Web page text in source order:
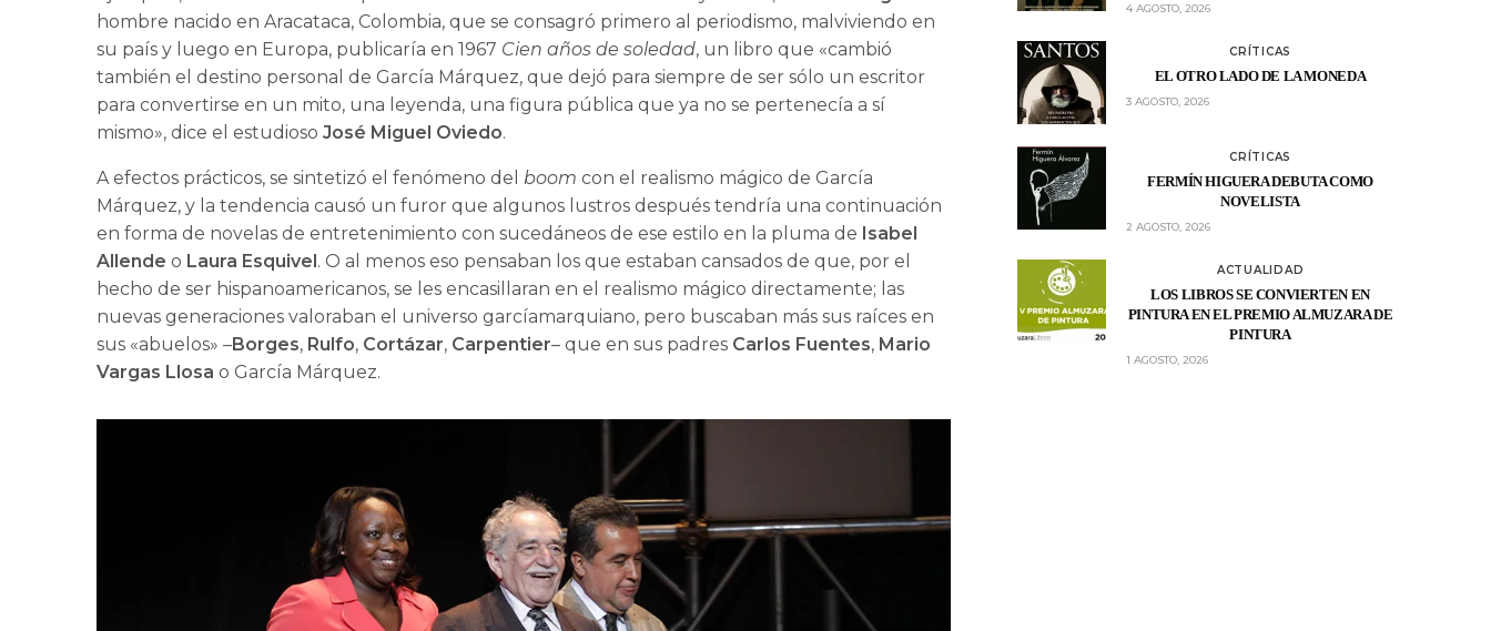
hombre nacido en Aracataca, Colombia, que se consagró primero al periodismo, malviviendo en
su país y luego en Europa, publicaría en 1967 Cien años de soledad, un libro que «cambió
también el destino personal de García Márquez, que dejó para siempre de ser sólo un escritor
para convertirse en un mito, una leyenda, una figura pública que ya no se pertenecía a sí
mismo», dice el estudiosoJosé Miguel Oviedo.
A efectos prácticos, se sintetizó el fenómeno delboom con el realismo mágico de García
Márquez, y la tendencia causó un furor que algunos lustros después tendría una continuación
en forma de novelas de entretenimiento con sucedáneos de ese estilo en la pluma de Isabel
Allende o Laura Esquivel . O al menos eso pensaban los que estaban cansados de que, por el
hecho de ser hispanoamericanos, se les encasillaran en el realismo mágico directamente; las
nuevas generaciones valoraban el universo garcíamarquiano, pero buscaban más sus raíces en
sus «abuelos» –Borges, Rulfo, Cortázar, Carpentier– que en sus padres Carlos Fuentes, Mario
Vargas Llosa o García Márquez.
4 AGOSTO, 2026
CRÍTICAS
EL OTRO LADO DE LA MONEDA
3 AGOSTO, 2026
CRÍTICAS
FERMÍN HIGUERA DEBUTA COMO
NOVELISTA
2 AGOSTO, 2026
ACTUALIDAD
LOS LIBROS SE CONVIERTEN EN
PINTURA EN EL PREMIO ALMUZARA DE
PINTURA
1 AGOSTO, 2026